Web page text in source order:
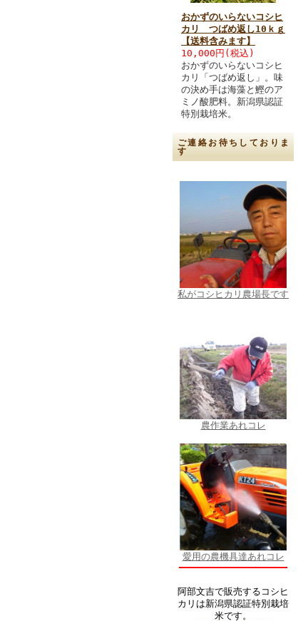
おかずのいらないコシヒ
カリ つばめ返し10ｋｇ
【送料含みます】
10,000円(税込)
おかずのいらないコシヒ
カリ「つばめ返し」。味
の決め手は海藻と鰹のア
ミノ酸肥料。新潟県認証
特別栽培米。
ご連絡お待ちしておりま
す
私がコシヒカリ農場長です
農作業あれコレ
愛用の農機具達あれコレ
阿部文吉で販売するコシヒ
カリは新潟県認証特別栽培
米です。